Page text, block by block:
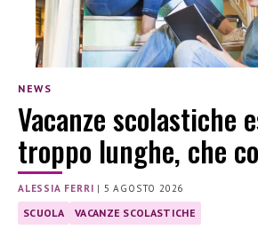
NEWS
Vacanze scolastiche
troppo lunghe, che
ALESSIA FERRI | 5 AGOSTO 2026
SCUOLA VACANZE SCOLASTICHE